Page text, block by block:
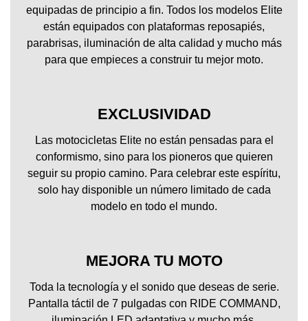
equipadas de principio a fin. Todos los modelos Elite
están equipados con plataformas reposapiés,
parabrisas, iluminación de alta calidad y mucho más
para que empieces a construir tu mejor moto.
EXCLUSIVIDAD
Las motocicletas Elite no están pensadas para el
conformismo, sino para los pioneros que quieren
seguir su propio camino. Para celebrar este espíritu,
solo hay disponible un número limitado de cada
modelo en todo el mundo.
MEJORA TU MOTO
Toda la tecnología y el sonido que deseas de serie.
Pantalla táctil de 7 pulgadas con RIDE COMMAND,